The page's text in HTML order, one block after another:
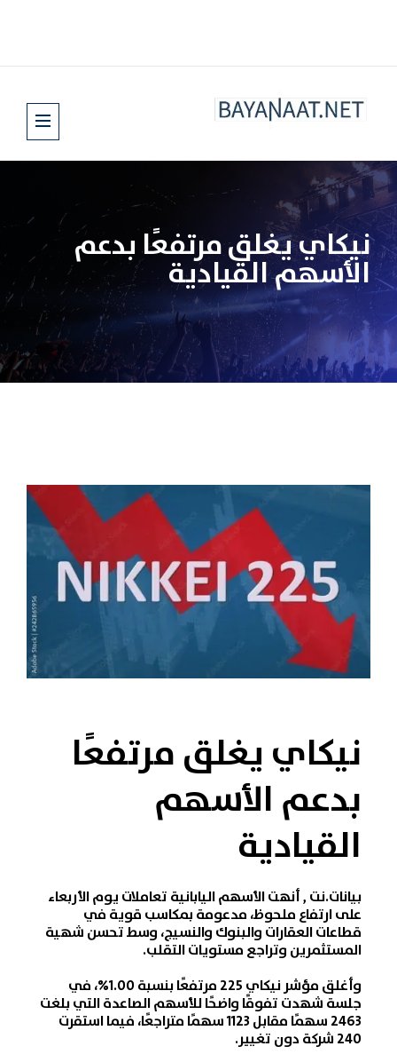
نيكاي يغلق مرتفعًا بدعم
الأسهم القيادية
نيكاي يغلق مرتفعًا
بدعم الأسهم
القيادية
بيانات.نت, أنهتالأسهم اليابانيةتعاملات يوم الأربعاء
على ارتفاع ملحوظ، مدعومة بمكاسب قوية في
قطاعات العقارات والبنوك والنسيج، وسط تحسن شهية
المستثمرين وتراجع مستويات التقلب.
وأغلقمؤشر نيكاي 225 مرتفعًا بنسبة 1.00%، في
جلسة شهدت تفوقًا واضحًا للأسهم الصاعدة التي بلغت
2463 سهمًا مقابل 1123 سهمًا متراجعًا، فيما استقرت
240 شركة دون تغيير.